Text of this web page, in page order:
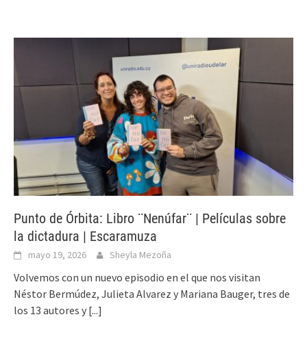
Punto de Órbita: Libro ¨Nenúfar¨ | Películas sobre
la dictadura | Escaramuza
mayo 19, 2026 Sheyla Mezoña
Volvemos con un nuevo episodio en el que nos visitan
Néstor Bermúdez, Julieta Alvarez y Mariana Bauger, tres de
los 13 autores y [...]